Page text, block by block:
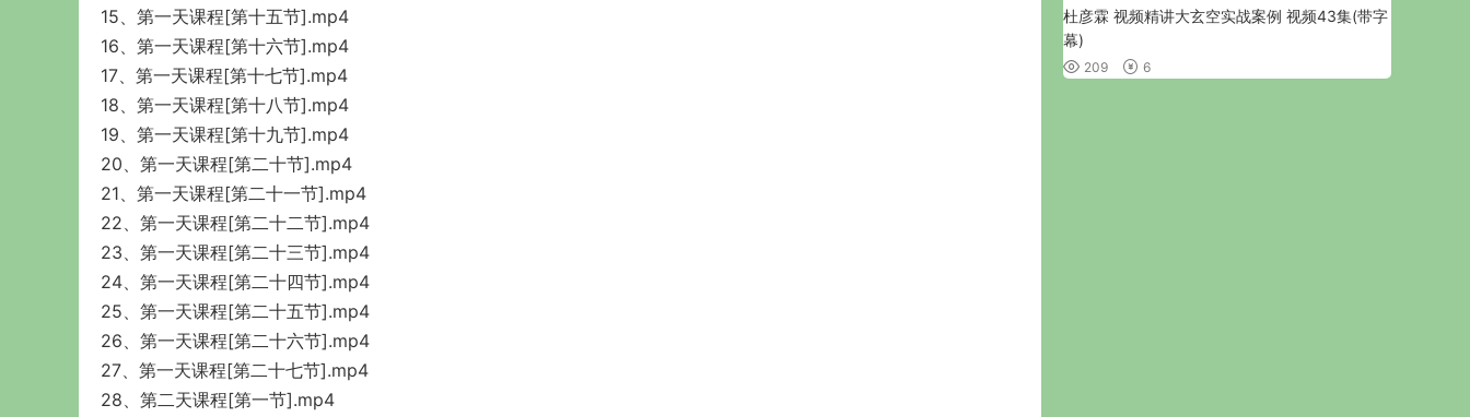
15、第一天课程[第十五节].mp4
16、第一天课程[第十六节].mp4
17、第一天课程[第十七节].mp4
18、第一天课程[第十八节].mp4
19、第一天课程[第十九节].mp4
20、第一天课程[第二十节].mp4
21、第一天课程[第二十一节].mp4
22、第一天课程[第二十二节].mp4
23、第一天课程[第二十三节].mp4
24、第一天课程[第二十四节].mp4
25、第一天课程[第二十五节].mp4
26、第一天课程[第二十六节].mp4
27、第一天课程[第二十七节].mp4
28、第二天课程[第一节].mp4
杜彦霖 视频精讲大玄空实战案例 视频43集(带字
幕)
209 6